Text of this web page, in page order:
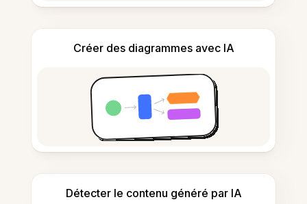
Créer des diagrammes avec IA
Détecter le contenu généré par IA